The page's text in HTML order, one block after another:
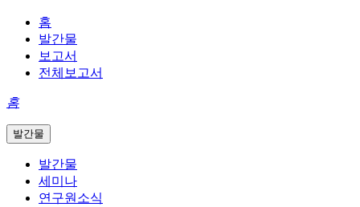
홈
발간물
보고서
전체보고서
홈
발간물
발간물
세미나
연구원소식